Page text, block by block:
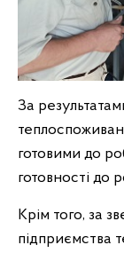
За
готовими до
готовності до
Крім того, за
підприємства